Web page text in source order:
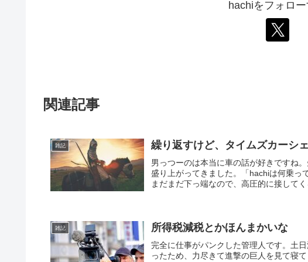
hachiをフォロー
関連記事
雑記 繰り返すけど、タイムズカーシ
男っつーのは本当に車の話が好きですね
盛り上がってきました。「hachiは何乗っ
まだまだ下っ端なので、高圧的に接して
雑記 所得税減税とかほんまかいな
完全に仕事がパンクした管理人です。土
ったため、力尽きて進撃の巨人を見て寝